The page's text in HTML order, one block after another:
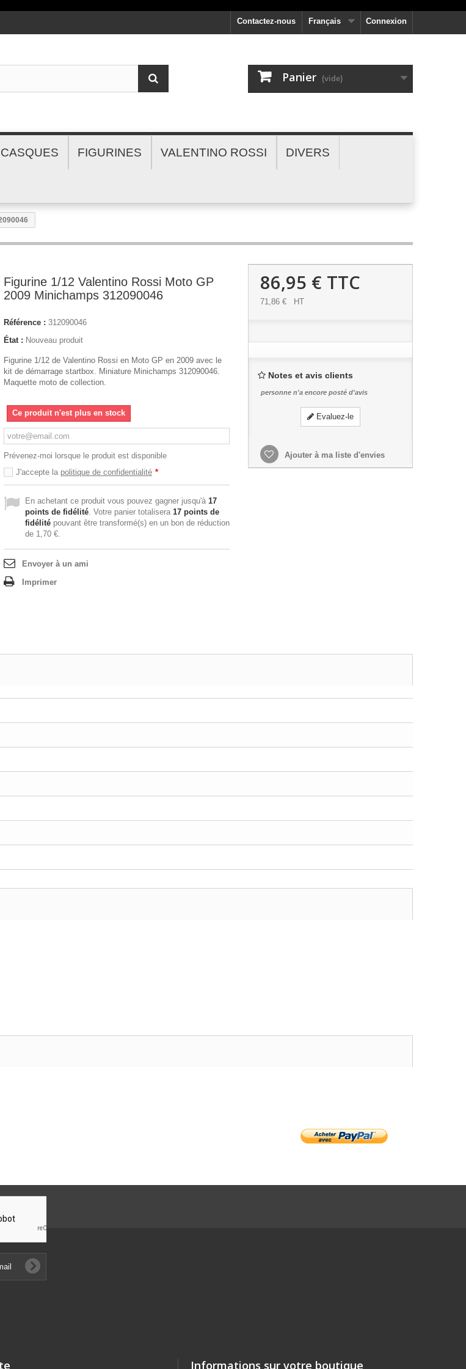
Connexion
Français
Contactez-nous
Panier (vide)
CASQUES FIGURINES VALENTINO ROSSI DIVERS
Figurine 1/12 Valentino Rossi Moto GP
2009 Minichamps 312090046
Référence : 312090046
État : Nouveau produit
Figurine 1/12 de Valentino Rossi en Moto GP en 2009 avec le
kit de démarrage startbox. Miniature Minichamps 312090046.
Maquette moto de collection.
Ce produit n'est plus en stock
Prévenez-moi lorsque le produit est disponible
J'accepte la politique de confidentialité *
En achetant ce produit vous pouvez gagner jusqu'à 17
points de fidélité. Votre panier totalisera 17 points de
fidélité pouvant être transformé(s) en un bon de réduction
de 1,70 €.
Envoyer à un ami
Imprimer
86,95 € TTC
71,86 € HT
Notes et avis clients
personne n'a encore posté d'avis
Evaluez-le
Ajouter à ma liste d'envies
Informations sur votre boutique